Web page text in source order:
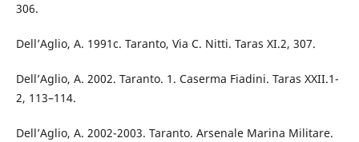
306.
Dell’Aglio, A. 1991c. Taranto, Via C. Nitti. Taras XI.2, 307.
Dell’Aglio, A. 2002. Taranto. 1. Caserma Fiadini. Taras XXII.1-
2, 113–114.
Dell’Aglio, A. 2002-2003. Taranto. Arsenale Marina Militare.